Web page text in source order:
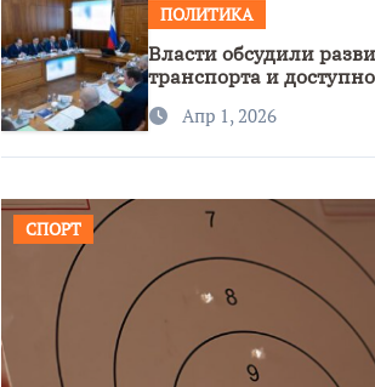
ПОЛИТИКА
Власти обсудили
транспорта и
Апр 1, 2026
СПОРТ